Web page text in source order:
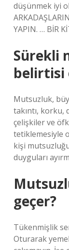
düşünmek iyi
YAPIN. … BİR
Sürekli
belirtisi
Mutsuzluk,
takıntı, korku,
çelişkiler ve
tetiklemesiyle
kişi
duyguları
geçer?
Tükenmişlik
Oturarak